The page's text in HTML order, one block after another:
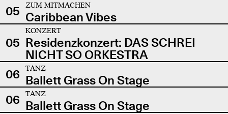
05
ZUM MITMACHEN
Caribbean Vibes
05
KONZERT
Residenzkonzert: DAS SCHREI
NICHT SO ORKESTRA
06
TANZ
Ballett Grass On Stage
06
TANZ
Ballett Grass On Stage